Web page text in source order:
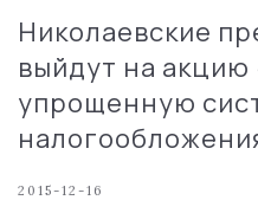
Николаевские
выйдут на
упрощенную
2015-12-16